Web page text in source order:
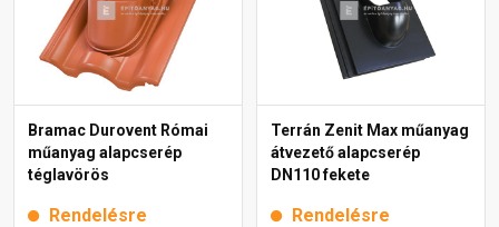
Bramac Durovent Római
műanyag alapcserép
téglavörös
Rendelésre
Terrán Zenit Max műanyag
átvezető alapcserép
DN110 fekete
Rendelésre